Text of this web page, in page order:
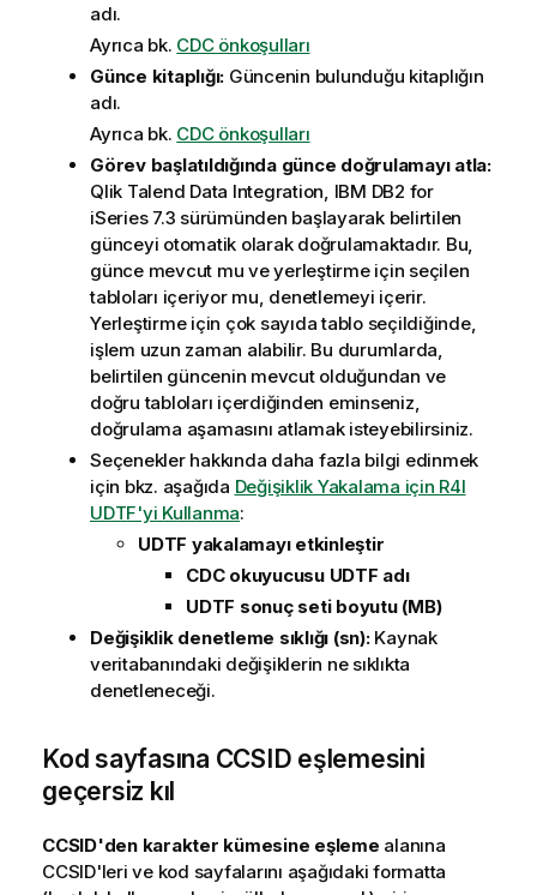
adı.
Ayrıca bk. CDC önkoşulları
Günce kitaplığı: Güncenin bulunduğu kitaplığın
adı.
Ayrıca bk. CDC önkoşulları
Görev başlatıldığında günce doğrulamayı atla:
Qlik Talend Data Integration , IBM DB2 for
iSeries 7.3 sürümünden başlayarak belirtilen
günceyi otomatik olarak doğrulamaktadır. Bu,
günce mevcut mu ve yerleştirme için seçilen
tabloları içeriyor mu, denetlemeyi içerir.
Yerleştirme için çok sayıda tablo seçildiğinde,
işlem uzun zaman alabilir. Bu durumlarda,
belirtilen güncenin mevcut olduğundan ve
doğru tabloları içerdiğinden eminseniz,
doğrulama aşamasını atlamak isteyebilirsiniz.
Seçenekler hakkında daha fazla bilgi edinmek
için bkz. aşağıda Değişiklik Yakalama için R4I
UDTF'yi Kullanma:
UDTF yakalamayı etkinleştir
CDC okuyucusu UDTF adı
UDTF sonuç seti boyutu (MB)
Değişiklik denetleme sıklığı (sn):Kaynak
veritabanındaki değişiklerin ne sıklıkta
denetleneceği.
Kod sayfasına CCSID eşlemesini
geçersiz kıl
CCSID'den karakter kümesine eşleme alanına
CCSID'leri ve kod sayfalarını aşağıdaki formatta